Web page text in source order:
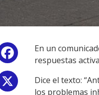
Facebook
En un
respuestas
Dice el texto:
los problemas